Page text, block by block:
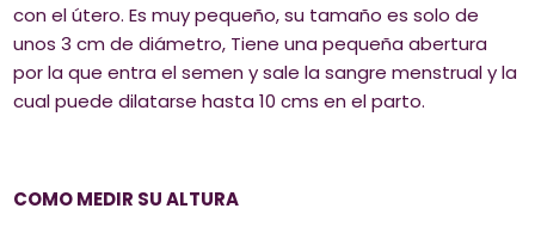
con el útero. Es muy pequeño, su tamaño es solo de
unos 3 cm de diámetro, Tiene una pequeña abertura
por la que entra el semen y sale la sangre menstrual y la
cual puede dilatarse hasta 10 cms en el parto.
COMO MEDIR SU ALTURA